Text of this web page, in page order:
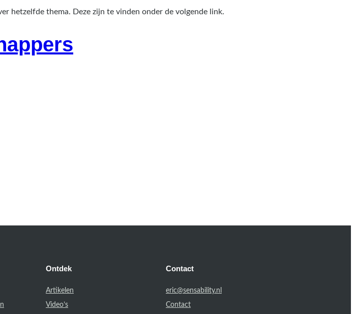
hetzelfde thema. Deze zijn te vinden onder de volgende link.
Ontdek
Artikelen
Video’s
Contact
eric@sensability.nl
Contact